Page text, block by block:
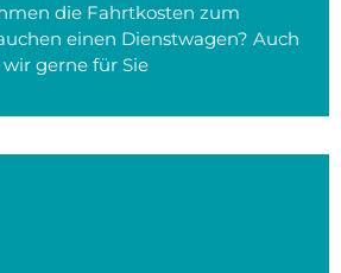
die Fahrtkosten zum
einen Dienstwagen? Auch
gerne für Sie